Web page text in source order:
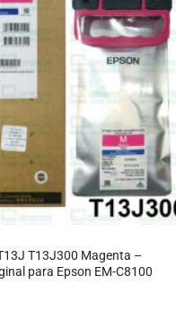
T13J300 Magenta –
para Epson EM-C8100